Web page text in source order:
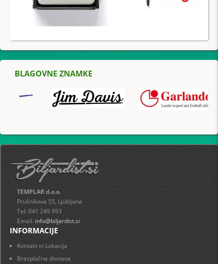
BLAGOVNE ZNAMKE
TEMPLAR d.o.o.
Prušnikova 55, Ljubljana
Tel: 041 249 993
Email: info@biljardist.si
INFORMACIJE
Kontakt in Lokacija
Brezplačna dostava